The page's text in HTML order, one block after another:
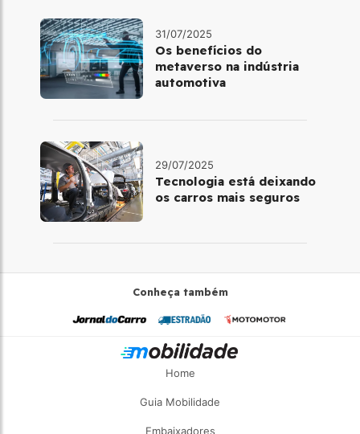
31/07/2025
Os benefícios do
metaverso na indústria
automotiva
29/07/2025
Tecnologia está deixando
os carros mais seguros
Conheça também
Home
Guia Mobilidade
Embaixadores